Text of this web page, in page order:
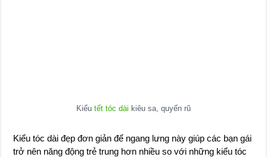
Kiểu tết tóc dài kiêu sa, quyến rũ
Kiểu tóc dài đẹp đơn giản để ngang lưng này giúp các bạn gái
trở nên năng động trẻ trung hơn nhiều so với những kiểu tóc